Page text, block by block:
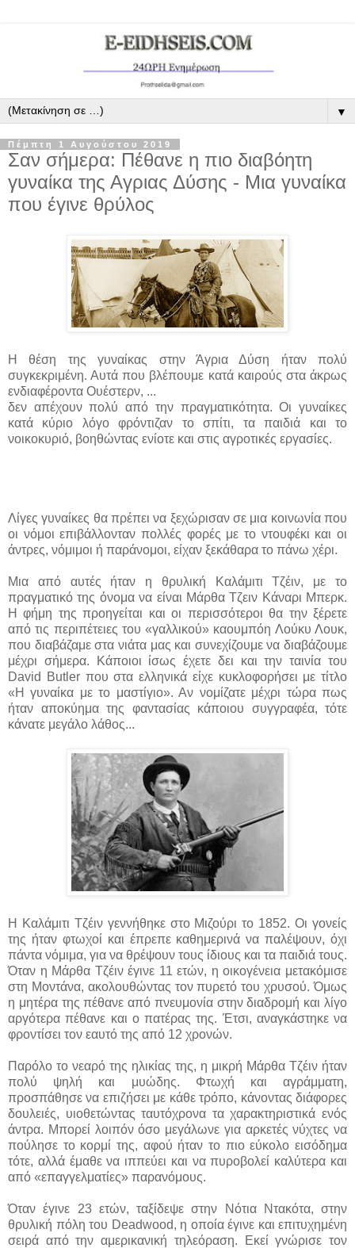
▼
Πέμπτη 1 Αυγούστου 2019
Σαν σήμερα: Πέθανε η πιο διαβόητη
γυναίκα της Αγριας Δύσης - Μια γυναίκα
που έγινε θρύλος
Η θέση της γυναίκας στην Άγρια Δύση ήταν πολύ
συγκεκριμένη. Αυτά που βλέπουμε κατά καιρούς στα άκρως
ενδιαφέροντα Ουέστερν, ...
δεν απέχουν πολύ από την πραγματικότητα. Οι γυναίκες
κατά κύριο λόγο φρόντιζαν το σπίτι, τα παιδιά και το
νοικοκυριό, βοηθώντας ενίοτε και στις αγροτικές εργασίες.
Λίγες γυναίκες θα πρέπει να ξεχώρισαν σε μια κοινωνία που
οι νόμοι επιβάλλονταν πολλές φορές με το ντουφέκι και οι
άντρες, νόμιμοι ή παράνομοι, είχαν ξεκάθαρα το πάνω χέρι.
Μια από αυτές ήταν η θρυλική Καλάμιτι Τζέιν, με το
πραγματικό της όνομα να είναι Μάρθα Τζειν Κάναρι Μπερκ.
Η φήμη της προηγείται και οι περισσότεροι θα την ξέρετε
από τις περιπέτειες του «γαλλικού» καουμπόη Λούκυ Λουκ,
που διαβάζαμε στα νιάτα μας και συνεχίζουμε να διαβάζουμε
μέχρι σήμερα. Κάποιοι ίσως έχετε δει και την ταινία του
David Butler που στα ελληνικά είχε κυκλοφορήσει με τίτλο
«Η γυναίκα με το μαστίγιο». Αν νομίζατε μέχρι τώρα πως
ήταν αποκύημα της φαντασίας κάποιου συγγραφέα, τότε
κάνατε μεγάλο λάθος...
Η Καλάμιτι Τζέιν γεννήθηκε στο Μιζούρι το 1852. Οι γονείς
της ήταν φτωχοί και έπρεπε καθημερινά να παλέψουν, όχι
πάντα νόμιμα, για να θρέψουν τους ίδιους και τα παιδιά τους.
Όταν η Μάρθα Τζέιν έγινε 11 ετών, η οικογένεια μετακόμισε
στη Μοντάνα, ακολουθώντας τον πυρετό του χρυσού. Όμως
η μητέρα της πέθανε από πνευμονία στην διαδρομή και λίγο
αργότερα πέθανε και ο πατέρας της. Έτσι, αναγκάστηκε να
φροντίσει τον εαυτό της από 12 χρονών.
Παρόλο το νεαρό της ηλικίας της, η μικρή Μάρθα Τζέιν ήταν
πολύ ψηλή και μυώδης. Φτωχή και αγράμματη,
προσπάθησε να επιζήσει με κάθε τρόπο, κάνοντας διάφορες
δουλειές, υιοθετώντας ταυτόχρονα τα χαρακτηριστικά ενός
άντρα. Μπορεί λοιπόν όσο μεγάλωνε για αρκετές νύχτες να
πούλησε το κορμί της, αφού ήταν το πιο εύκολο εισόδημα
τότε, αλλά έμαθε να ιππεύει και να πυροβολεί καλύτερα και
από «επαγγελματίες» παρανόμους.
Όταν έγινε 23 ετών, ταξίδεψε στην Νότια Ντακότα, στην
θρυλική πόλη του Deadwood, η οποία έγινε και επιτυχημένη
σειρά από την αμερικανική τηλεόραση. Εκεί γνώρισε τον